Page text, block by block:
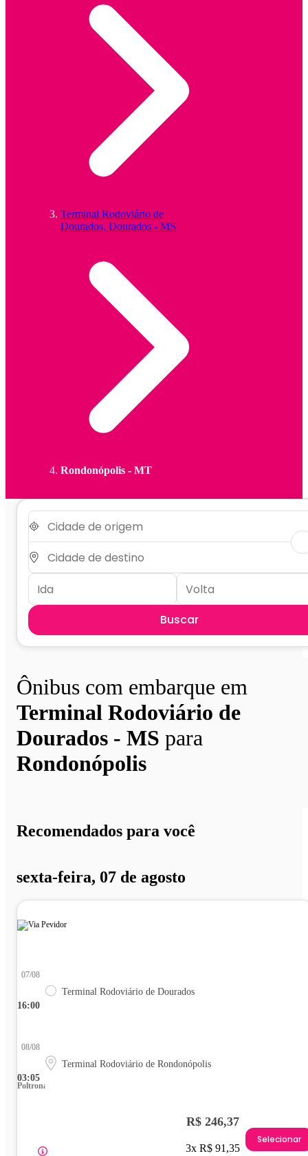
Terminal Rodoviário de
Dourados, Dourados - MS
Rondonópolis - MT
Buscar
Ônibus com embarque em
Terminal Rodoviário de
Dourados - MS para
Rondonópolis
Recomendados para você
sexta-feira, 07 de agosto
16:00
07/08
Terminal Rodoviário de Dourados
03:05
08/08
Terminal Rodoviário de Rondonópolis
Poltrona
R$ 246,37
3x R$ 91,35
Selecionar